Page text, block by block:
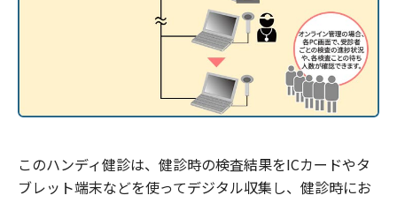
このハンディ健診は、健診時の検査結果をICカードやタ
ブレット端末などを使ってデジタル収集し、健診時にお